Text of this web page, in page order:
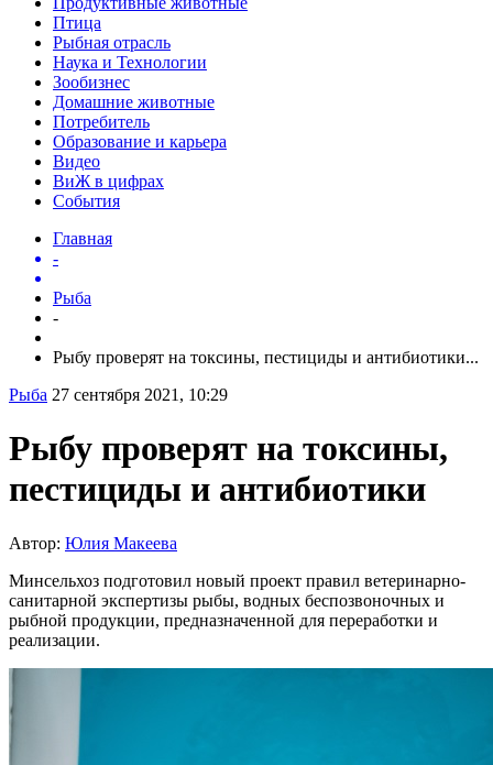
Птица
Рыбная отрасль
Наука и Технологии
Зообизнес
Домашние животные
Потребитель
Образование и карьера
Видео
ВиЖ в цифрах
События
Главная
-
Рыба
-
Рыбу проверят на токсины, пестициды и антибиотики...
Рыба 27 сентября 2021, 10:29
Рыбу проверят на токсины,
пестициды и антибиотики
Автор: Юлия Макеева
Минсельхоз подготовил новый проект правил ветеринарно-
санитарной экспертизы рыбы, водных беспозвоночных и
рыбной продукции, предназначенной для переработки и
реализации.